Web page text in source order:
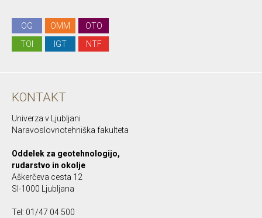
OG OMM
OTO
TOI
IGT NTF
KONTAKT
Univerza v Ljubljani
Naravoslovnotehniška fakulteta
Oddelek za geotehnologijo,
rudarstvo in okolje
Aškerčeva cesta 12
SI-1000 Ljubljana
Tel: 01/47 04 500